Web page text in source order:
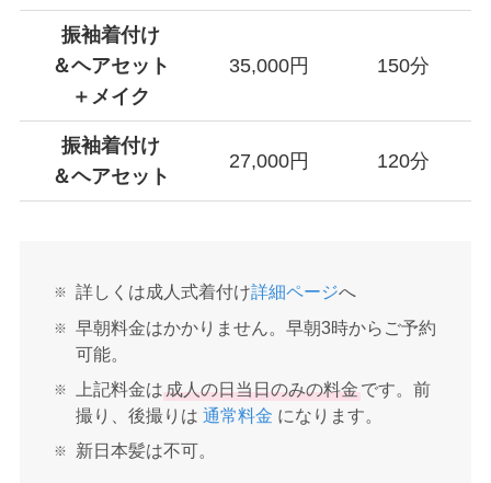
振袖着付け
＆ヘアセット
＋メイク
35,000円 150分
振袖着付け
＆ヘアセット
27,000円 120分
詳しくは成人式着付け詳細ページへ
早朝料金はかかりません。早朝3時からご予約
可能。
上記料金は 成人の日当日のみの料金 です。前
撮り、後撮りは 通常料金 になります。
新日本髪は不可。